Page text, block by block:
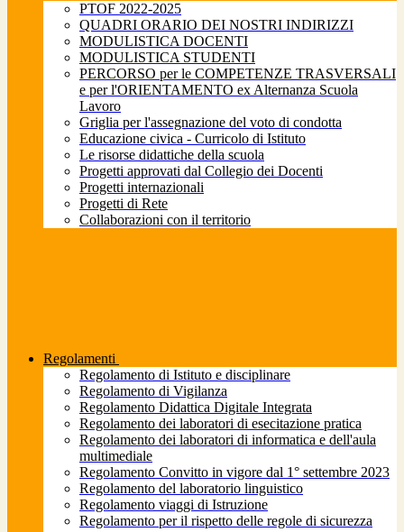
PTOF 2022-2025
QUADRI ORARIO DEI NOSTRI INDIRIZZI
MODULISTICA DOCENTI
MODULISTICA STUDENTI
PERCORSO per le COMPETENZE TRASVERSALI
e per l'ORIENTAMENTO ex Alternanza Scuola
Lavoro
Griglia per l'assegnazione del voto di condotta
Educazione civica - Curricolo di Istituto
Le risorse didattiche della scuola
Progetti approvati dal Collegio dei Docenti
Progetti internazionali
Progetti di Rete
Collaborazioni con il territorio
Regolamenti
Regolamento di Istituto e disciplinare
Regolamento di Vigilanza
Regolamento Didattica Digitale Integrata
Regolamento dei laboratori di esecitazione pratica
Regolamento dei laboratori di informatica e dell'aula
multimediale
Regolamento Convitto in vigore dal 1° settembre 2023
Regolamento del laboratorio linguistico
Regolamento viaggi di Istruzione
Regolamento per il rispetto delle regole di sicurezza